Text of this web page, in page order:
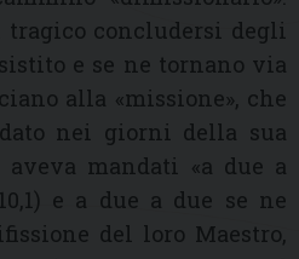
concludersi degli
e se ne tornano via
alla «missione», che
nei giorni della sua
mandati «a due a
e a due a due se ne
del loro Maestro,